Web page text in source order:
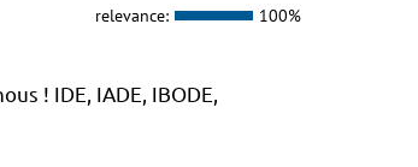
relevance: 100%
! IDE, IADE, IBODE,